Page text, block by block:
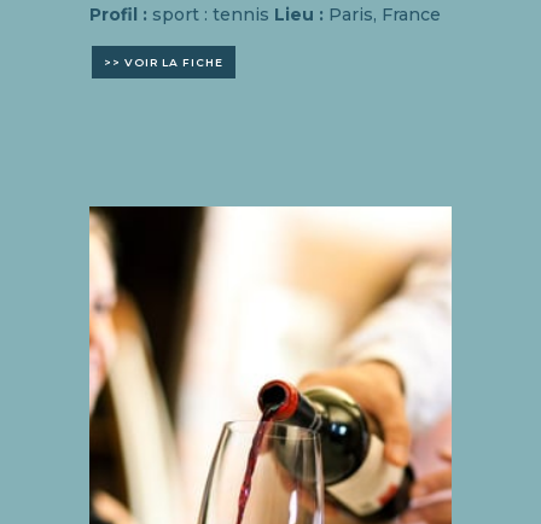
Profil : sport : tennis Lieu : Paris, France
>> VOIR LA FICHE